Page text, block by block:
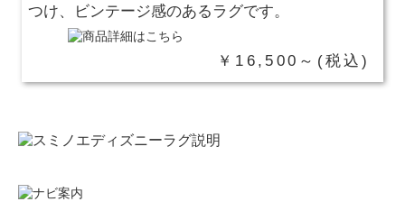
つけ、ビンテージ感のあるラグです。
￥16,500～(税込)